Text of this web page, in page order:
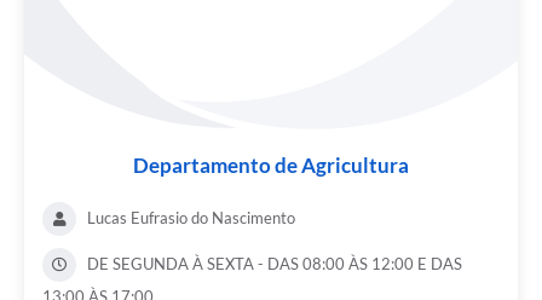
Departamento de Agricultura
Lucas Eufrasio do Nascimento
DE SEGUNDA À SEXTA - DAS 08:00 ÀS 12:00 E DAS